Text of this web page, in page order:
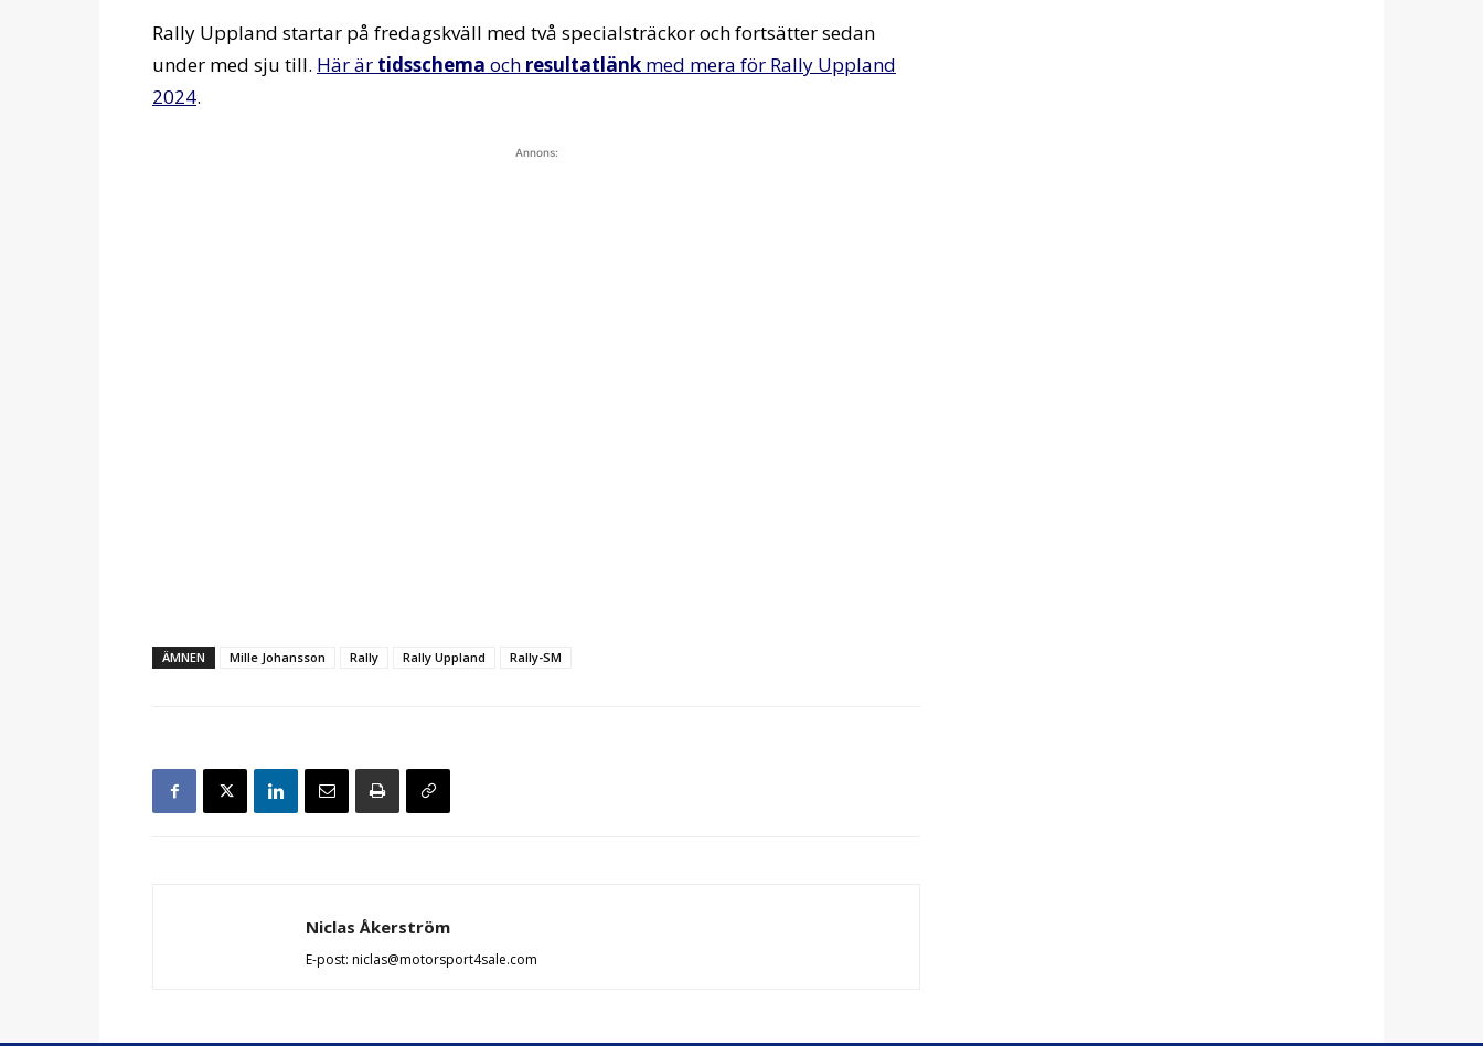
Rally Uppland startar på fredagskväll med två specialsträckor och fortsätter sedan
under med sju till. Här är tidsschema och resultatlänk med mera för Rally Uppland
2024.
Annons:
ÄMNEN Mille Johansson Rally Rally Uppland Rally-SM
Niclas Åkerström
E-post: niclas@motorsport4sale.com